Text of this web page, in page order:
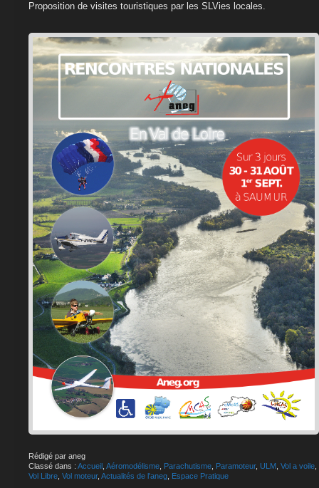
Proposition de visites touristiques par les SLVies locales.
Rédigé par aneg
Classé dans : Accueil Aéromodélisme Parachutisme Paramoteur, ULM Vol a voile
Vol Libre Vol moteur, Actualités de l'aneg Espace Pratique